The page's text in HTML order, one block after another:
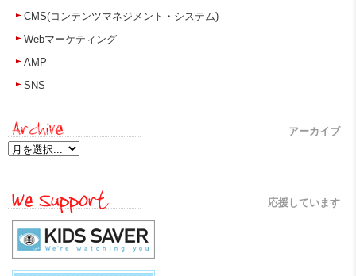
CMS(コンテンツマネジメント・システム)
Webマーケティング
AMP
SNS
アーカイブ
応援しています